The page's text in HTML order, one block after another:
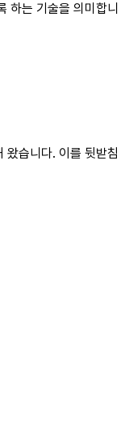
하는 기술을 의미합니
습니다. 이를 뒷받침